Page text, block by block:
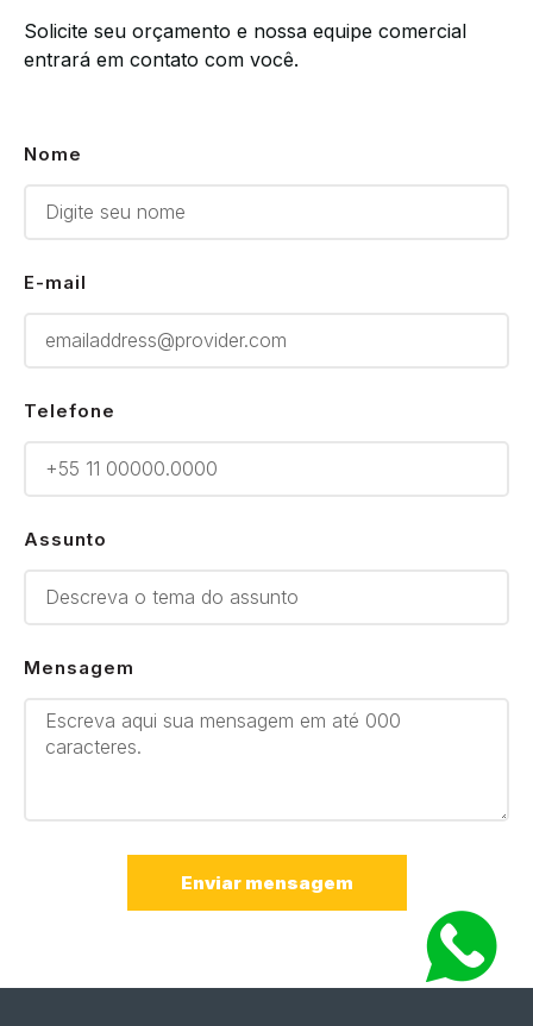
Solicite seu orçamento e nossa equipe comercial
entrará em contato com você.
Nome
E-mail
Telefone
Assunto
Mensagem
Enviar mensagem